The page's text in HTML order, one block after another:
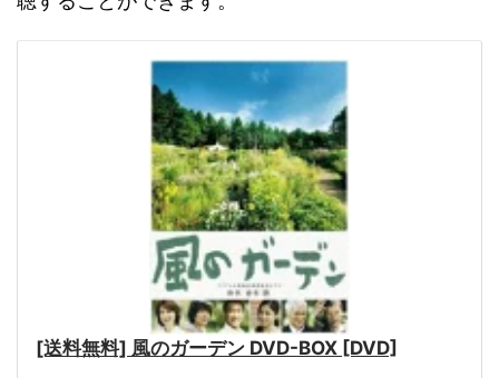
[送料無料] 風のガーデン DVD-BOX [DVD]